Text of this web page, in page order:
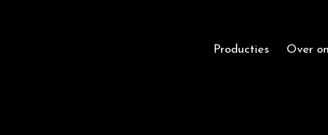
Producties Over